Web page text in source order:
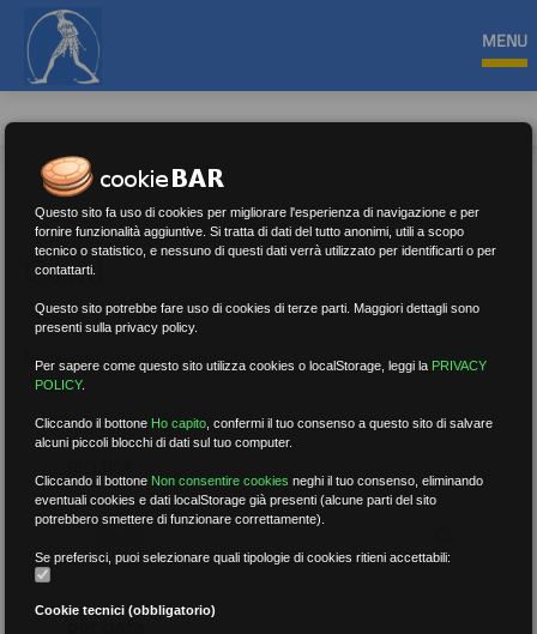
MENU
Covid
Nessun risultato.Rimuovi filtri
per data
Questo sito fa uso di cookies per migliorare l'esperienza di navigazione e per
fornire funzionalità aggiuntive. Si tratta di dati del tutto anonimi, utili a scopo
tecnico o statistico, e nessuno di questi dati verrà utilizzato per identificarti o per
contattarti.
Questo sito potrebbe fare uso di cookies di terze parti. Maggiori dettagli sono
presenti sulla privacy policy.
Per sapere come questo sito utilizza cookies o localStorage, leggi la PRIVACY
POLICY.
Cliccando il bottone Ho capito ,confermi il tuo consenso a questo sito di salvare
alcuni piccoli blocchi di dati sul tuo computer.
Cliccando il bottone Non consentire cookies neghi il tuo consenso, eliminando
eventuali cookies e dati localStorage già presenti (alcune parti del sito
potrebbero smettere di funzionare correttamente).
Se preferisci, puoi selezionare quali tipologie di cookies ritieni accettabili:
Cookie tecnici (obbligatorio)